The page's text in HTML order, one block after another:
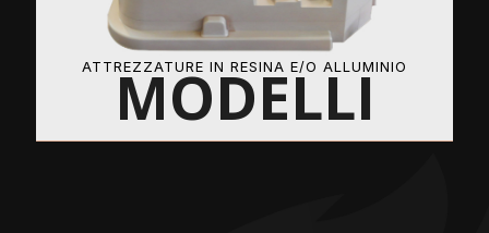
ATTREZZATURE IN RESINA E/O ALLUMINIO
MODELLI